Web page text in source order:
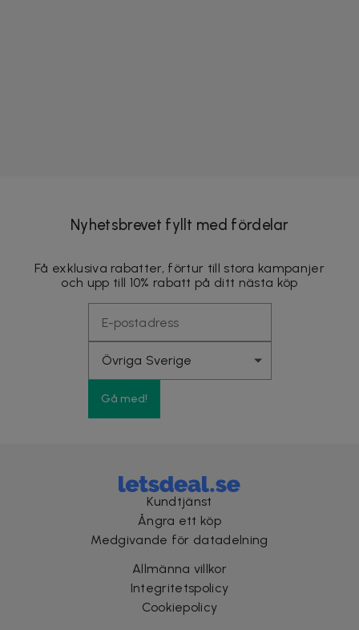
Nyhetsbrevet fyllt med fördelar
Få exklusiva rabatter, förtur till stora kampanjer
och upp till 10% rabatt på ditt nästa köp
Gå med!
Kundtjänst
Ångra ett köp
Medgivande för datadelning
Allmänna villkor
Integritetspolicy
Cookiepolicy